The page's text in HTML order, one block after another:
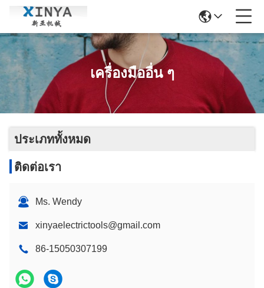
เครื่องมืออื่น ๆ
ประเภททั้งหมด
ติดต่อเรา
Ms. Wendy
xinyaelectrictools@gmail.com
86-15050307199